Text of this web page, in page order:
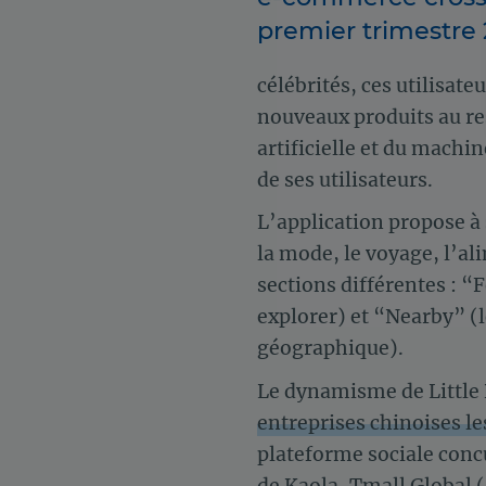
premier trimestre
célébrités, ces
nouveaux produits au
artificielle et du
de ses utilisateurs.
L’application propose
la mode, le voyage,
sections différentes :
explorer) et “Nearby”
géographique).
Le dynamisme de Little
entreprises chinoises
plateforme sociale